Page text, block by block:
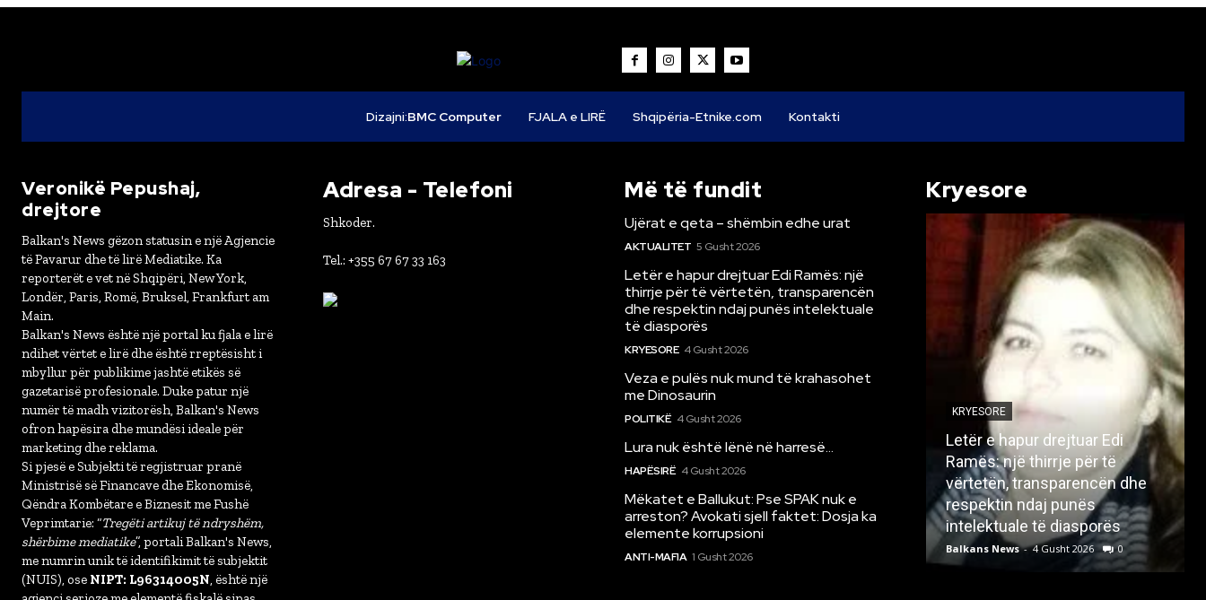
Dizajni:BMC Computer FJALA e LIRË Shqipëria-Etnike.com Kontakti
Veronikë Pepushaj,
drejtore
Balkan's News gëzon statusin e një Agjencie
të Pavarur dhe të lirë Mediatike. Ka
reporterët e vet në Shqipëri, New York,
Londër, Paris, Romë, Bruksel, Frankfurt am
Main.
Balkan's News është një portal ku fjala e lirë
ndihet vërtet e lirë dhe është rreptësisht i
mbyllur për publikime jashtë etikës së
gazetarisë profesionale. Duke patur një
numër të madh vizitorësh, Balkan's News
ofron hapësira dhe mundësi ideale për
marketing dhe reklama.
Si pjesë e Subjekti të regjistruar pranë
Ministrisë së Financave dhe Ekonomisë,
Qëndra Kombëtare e Biznesit me Fushë
Veprimtarie: “Tregëti artikuj të ndryshëm,
shërbime mediatike”, portali Balkan's News,
me numrin unik të identifikimit të subjektit
(NUIS), ose NIPT: L96314005N, është një
Adresa - Telefoni
Shkoder.
Tel.: +355 67 67 33 163
Më të fundit
Ujërat e qeta – shëmbin edhe urat
AKTUALITET 5 Gusht 2026
Letër e hapur drejtuar Edi Ramës: një
thirrje për të vërtetën, transparencën
dhe respektin ndaj punës intelektuale
të diasporës
KRYESORE 4 Gusht 2026
Veza e pulës nuk mund të krahasohet
me Dinosaurin
POLITIKË 4 Gusht 2026
Lura nuk është lënë në harresë…
HAPËSIRË 4 Gusht 2026
Mëkatet e Ballukut: Pse SPAK nuk e
arreston? Avokati sjell faktet: Dosja ka
elemente korrupsioni
ANTI-MAFIA 1 Gusht 2026
Kryesore
KRYESORE
Letër e hapur drejtuar Edi
Ramës: një thirrje për të
vërtetën, transparencën dhe
respektin ndaj punës
intelektuale të diasporës
Balkans News - 4 Gusht 2026 0